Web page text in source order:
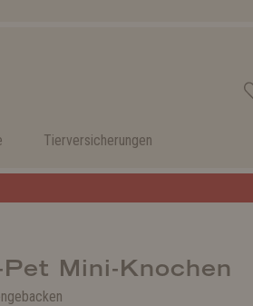
Tierversicherungen
Mini-Knochen